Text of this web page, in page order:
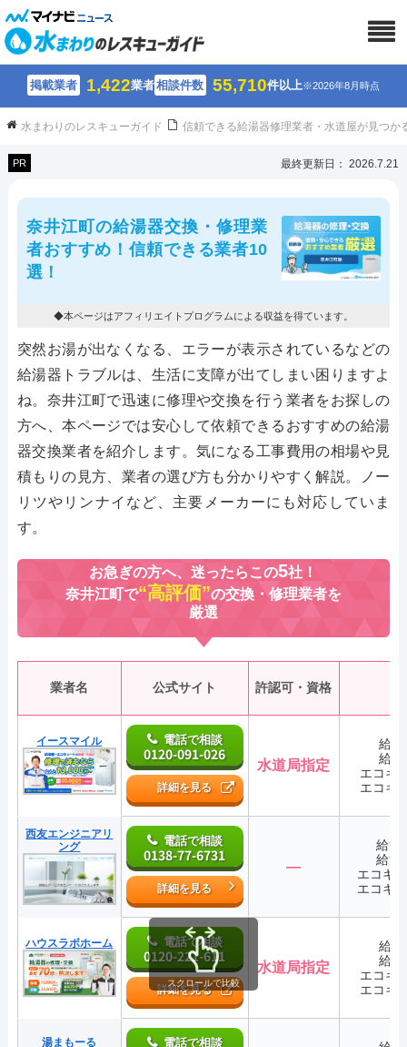
掲載業者 1,422業者相談件数 55,710件以上※2026年8月時点
水まわりのレスキューガイド 信頼できる給湯器修理業者・水道屋が見つか
PR 最終更新日： 2026.7.21
奈井江町の給湯器交換・修理業
者おすすめ！信頼できる業者10
選！
◆本ページはアフィリエイトプログラムによる収益を得ています。
突然お湯が出なくなる、エラーが表示されているなどの
給湯器トラブルは、生活に支障が出てしまい困りますよ
ね。奈井江町で迅速に修理や交換を行う業者をお探しの
方へ、本ページでは安心して依頼できるおすすめの給湯
器交換業者を紹介します。気になる工事費用の相場や見
積もりの見方、業者の選び方も分かりやすく解説。ノー
リツやリンナイなど、主要メーカーにも対応していま
す。
お急ぎの方へ、迷ったらこの5社！
奈井江町で“高評価”の交換・修理業者を
厳選
業者名 公式サイト 許認可・資格
イースマイル 電話で相談
0120-091-026
詳細を見る
水道局指定
給
給
エコキ
エコキ
西友エンジニアリ
ング
電話で相談
0138-77-6731
詳細を見る
―
給湯
給湯
エコキ
エコキ
ハウスラボホーム 電話で相談
0120-221-611
詳細を見る
水道局指定
給
給
エコキ
エコキ
湯まもーる 電話で相談
スクロールで比較